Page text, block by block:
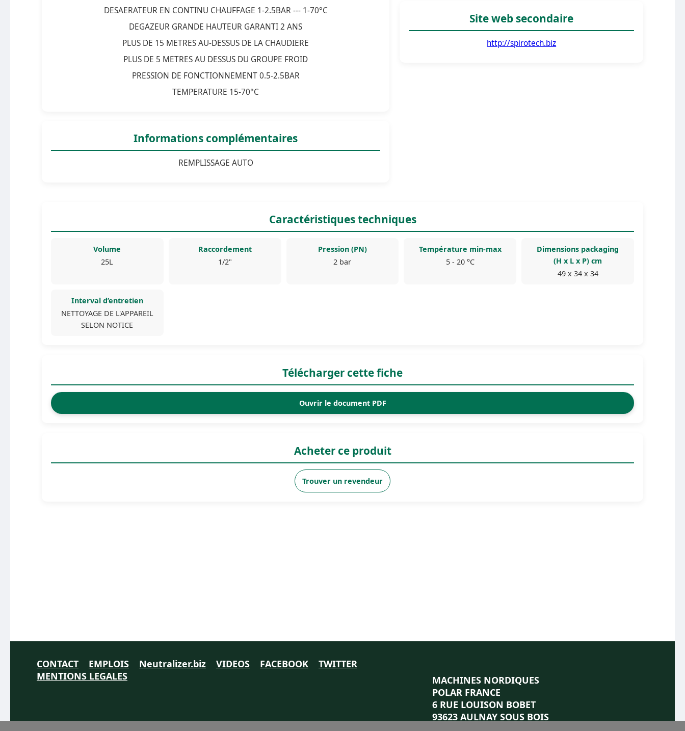
DESAERATEUR EN CONTINU CHAUFFAGE 1-2.5BAR --- 1-70°C
DEGAZEUR GRANDE HAUTEUR GARANTI 2 ANS
PLUS DE 15 METRES AU-DESSUS DE LA CHAUDIERE
PLUS DE 5 METRES AU DESSUS DU GROUPE FROID
PRESSION DE FONCTIONNEMENT 0.5-2.5BAR
TEMPERATURE 15-70°C
Informations complémentaires
REMPLISSAGE AUTO
Site web secondaire
http://spirotech.biz
Caractéristiques techniques
Volume
25L
Raccordement
1/2"
Pression (PN)
2 bar
Température min-max
5 - 20 °C
Dimensions packaging
(H x L x P) cm
49 x 34 x 34
Interval d’entretien
NETTOYAGE DE L'APPAREIL
SELON NOTICE
Télécharger cette fiche
Ouvrir le document PDF
Acheter ce produit
Trouver un revendeur
CONTACT EMPLOIS Neutralizer.biz VIDEOS FACEBOOK
TWITTER
MENTIONS LEGALES
MACHINES NORDIQUES
POLAR FRANCE
6 RUE LOUISON BOBET
93623 AULNAY SOUS BOIS